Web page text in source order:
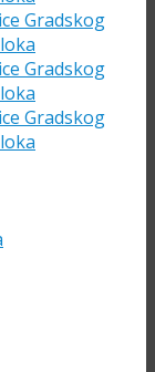
Gradskog
Gradskog
Gradskog